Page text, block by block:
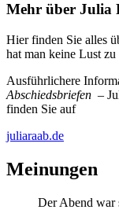
Mehr über Julia
Hier finden Sie alles
hat man keine Lust zu
Ausführlichere
Abschiedsbriefen –
finden Sie auf
juliaraab.de
Meinungen
Der Abend war